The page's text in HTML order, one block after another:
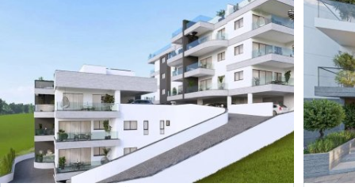
€ 175 000
Квартира
€175